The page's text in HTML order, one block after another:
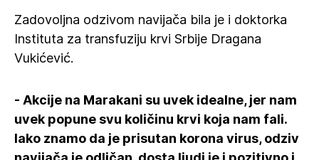
Zadovoljna odzivom navijača bila je i doktorka
Instituta za transfuziju krvi Srbije Dragana
Vukićević.
- Akcije na Marakani su uvek idealne, jer nam
uvek popune svu količinu krvi koja nam fali.
Iako znamo da je prisutan korona virus, odziv